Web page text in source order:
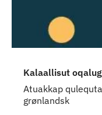
Kalaallisut
Atuakkap
grønlandsk